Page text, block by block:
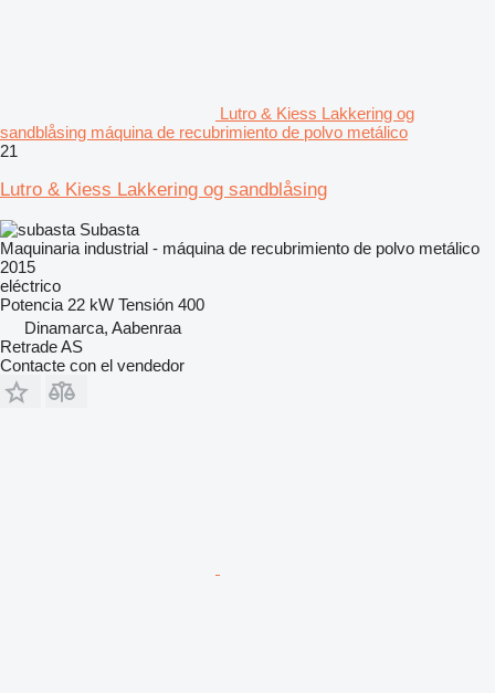
Lutro & Kiess Lakkering og
sandblåsing máquina de recubrimiento de polvo metálico
21
Lutro & Kiess Lakkering og sandblåsing
Subasta
Maquinaria industrial - máquina de recubrimiento de polvo metálico
2015
eléctrico
Potencia 22 kW Tensión 400
Dinamarca, Aabenraa
Retrade AS
Contacte con el vendedor